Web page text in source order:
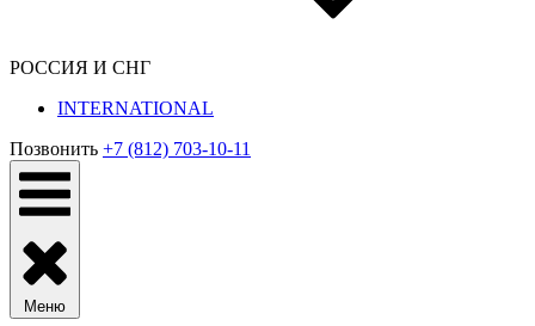
РОССИЯ И СНГ
INTERNATIONAL
Позвонить +7 (812) 703-10-11
Меню